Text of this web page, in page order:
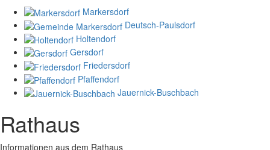
Markersdorf
Deutsch-Paulsdorf
Holtendorf
Gersdorf
Friedersdorf
Pfaffendorf
Jauernick-Buschbach
Rathaus
Informationen aus dem Rathaus